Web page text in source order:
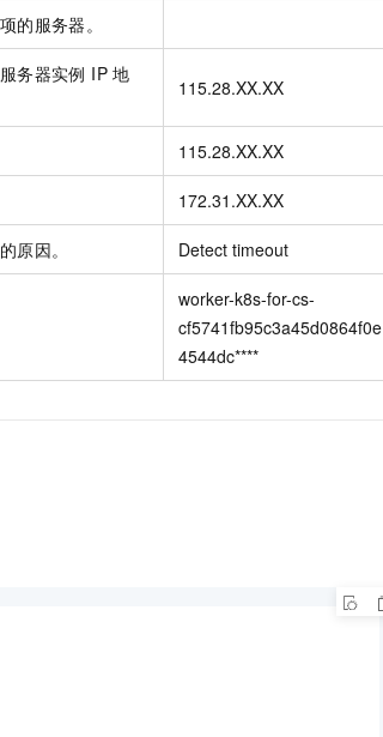
的服务器。
务器实例 IP 地
115.28.XX.XX
115.28.XX.XX
172.31.XX.XX
原因。 Detect timeout
worker-k8s-for-cs-
cf5741fb95c3a45d0864f0e
4544dc****